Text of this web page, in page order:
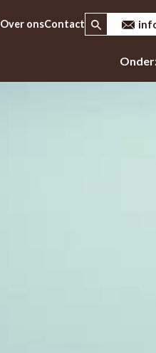
Over onsContact